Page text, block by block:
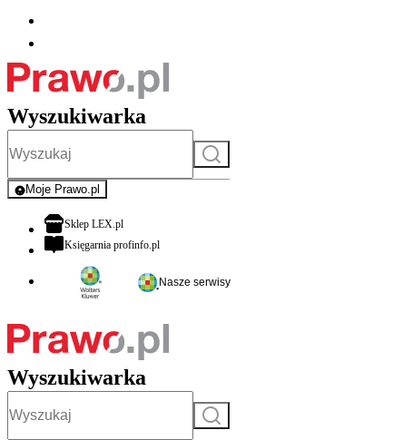
Wyszukiwarka
Szukaj
Moje Prawo.pl
- rejestracja i logowanie do serwisu
Sklep LEX.plotwiera się w nowej karcie
Księgarnia profinfo.plotwiera się w nowej karcie
Nasze serwisy
Wyszukiwarka
Szukaj